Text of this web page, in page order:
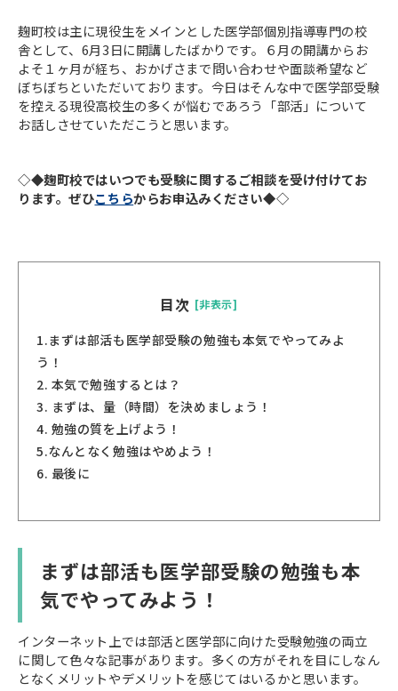
麹町校は主に現役生をメインとした医学部個別指導専門の校
舎として、6月3日に開講したばかりです。６月の開講からお
よそ１ヶ月が経ち、おかげさまで問い合わせや面談希望など
ぼちぼちといただいております。今日はそんな中で医学部受験
を控える現役高校生の多くが悩むであろう「部活」について
お話しさせていただこうと思います。
◇◆麹町校ではいつでも受験に関するご相談を受け付けてお
ります。ぜひこちらからお申込みください◆◇
目次 [非表示]
1.まずは部活も医学部受験の勉強も本気でやってみよ
う！
2. 本気で勉強するとは？
3. まずは、量（時間）を決めましょう！
4. 勉強の質を上げよう！
5.なんとなく勉強はやめよう！
6. 最後に
まずは部活も医学部受験の勉強も本
気でやってみよう！
インターネット上では部活と医学部に向けた受験勉強の両立
に関して色々な記事があります。多くの方がそれを目にしなん
となくメリットやデメリットを感じてはいるかと思います。